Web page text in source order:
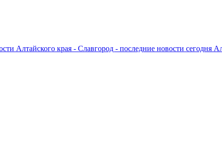
Алтайского края - Славгород - последние новости сегодня